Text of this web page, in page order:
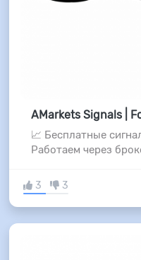
AMarkets Signals |
📈 Бесплатные
Работаем через
3 3